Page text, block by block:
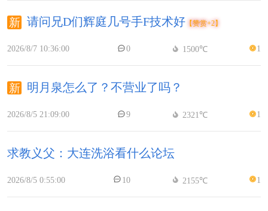
请问兄D们辉庭几号手F技术好 【赞赏+2】
2026/8/7 10:36:00 0 1500℃ 1
明月泉怎么了？不营业了吗？
2026/8/5 21:09:00 9 2321℃ 1
求教义父：大连洗浴看什么论坛
2026/8/5 0:55:00 10 2155℃ 1